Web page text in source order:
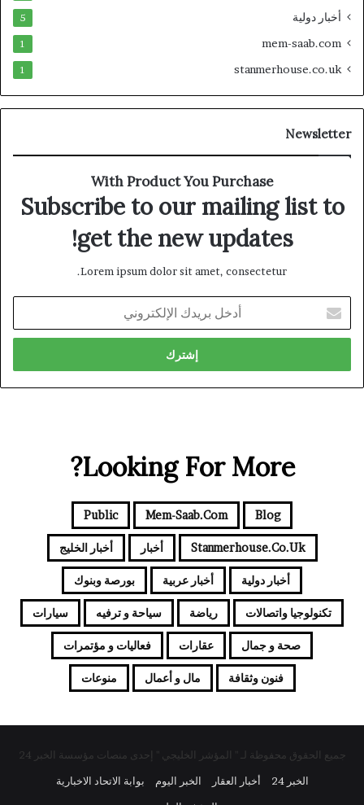
أخبار دولية 5
mem-saab.com
1
stanmerhouse.co.uk
1
Newsletter
With Product You Purchase
Subscribe to our mailing list to
get the new updates!
Lorem ipsum dolor sit amet, consectetur.
بريدك
الإلكتروني
Looking For More?
Blog
Mem-Saab.com
Public
Stanmerhouse.co.uk أخبار أخبار الخليج
أخبار دولية أخبار عربية بورصة وبنوك
تكنولوجيا واتصالات رياضة سياحة و ترفيه سيارات
صحة و جمال عقارات فعاليات و مؤتمرات
فنون وثقافة مال و أعمال منوعات
جميع الحقوق محفوظة لـ " المؤشر الخليجي " إحدى منصات مؤسسة الخبر 24
الخبر 24
أخبار العقار الخبر اليوم
بوابة الاتحاد الاخبارية